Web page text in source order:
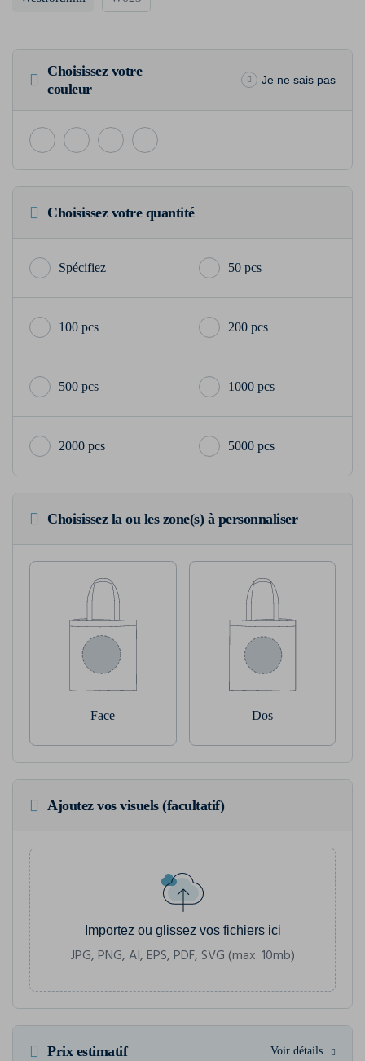
Choisissez votre
couleur
Je ne sais pas
Choisissez votre quantité
50 pcs
100 pcs 200 pcs
500 pcs 1000 pcs
2000 pcs 5000 pcs
Choisissez la ou les zone(s) à personnaliser
Face Dos
Ajoutez vos visuels (facultatif)
Importez ou glissez vos fichiers ici
JPG, PNG, AI, EPS, PDF, SVG (max. 10mb)
Prix estimatif Voir détails